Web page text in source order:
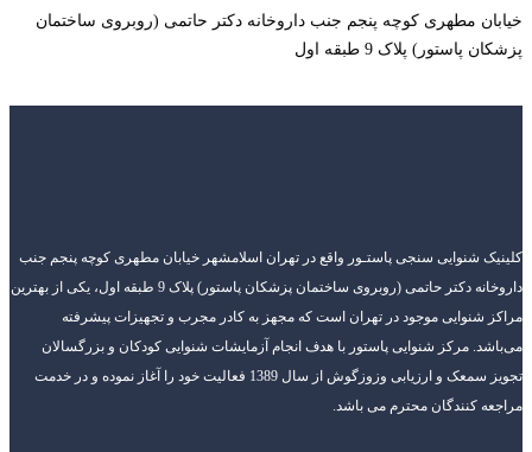
خیابان مطهری کوچه پنجم جنب داروخانه دکتر حاتمی (روبروی ساختمان
پزشکان پاستور) پلاک 9 طبقه اول
کلینیک شنوایی سنجی پاستـور واقع در تهران اسلامشهر خیابان مطهری کوچه پنجم جنب
داروخانه دکتر حاتمی (روبروی ساختمان پزشکان پاستور) پلاک 9 طبقه اول، یکی از بهترین
مراکز شنوایی موجود در تهران است که مجهز به کادر مجرب و تجهیزات پیشرفته
می‌باشد. مرکز شنوایی پاستور با هدف انجام آزمایشات شنوایی کودکان و بزرگسالان
تجویز سمعک و ارزیابی وزوزگوش از سال 1389 فعالیت خود را آغاز نموده و در خدمت
مراجعه کنندگان محترم می باشد.